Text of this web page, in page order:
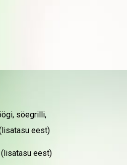
söegrilli,
eest)
eest)